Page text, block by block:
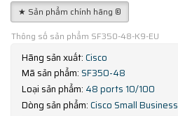
★ Sản phẩm chính hãng ®
Thông số sản phẩm SF350-48-K9-EU
Hãng sản xuất:Cisco
Mã sản phẩm: SF350-48
Loại sản phẩm: 48 ports 10/100
Dòng sản phẩm:Cisco Small Business